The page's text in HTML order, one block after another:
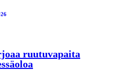
ruutuvapaita